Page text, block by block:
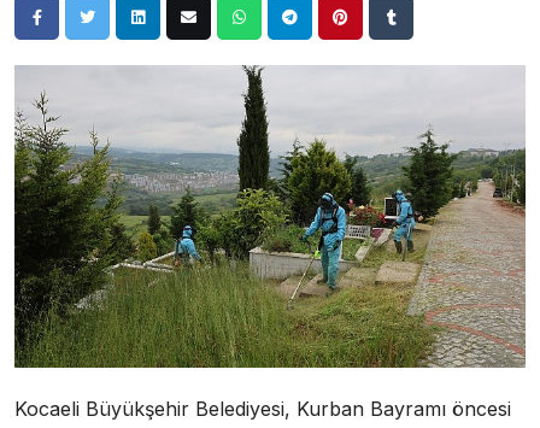
Kocaeli Büyükşehir Belediyesi, Kurban Bayramı öncesi